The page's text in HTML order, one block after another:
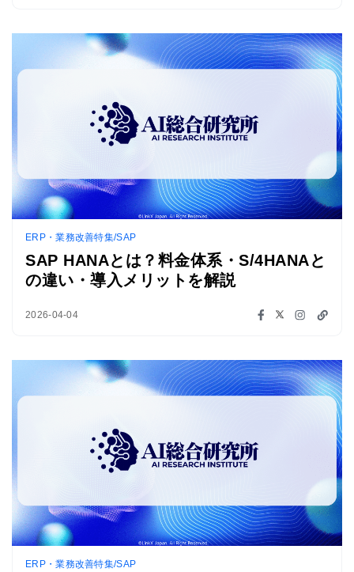
ERP・業務改善特集/SAP
SAP HANAとは？料金体系・S/4HANAと
の違い・導入メリットを解説
2026-04-04
ERP・業務改善特集/SAP